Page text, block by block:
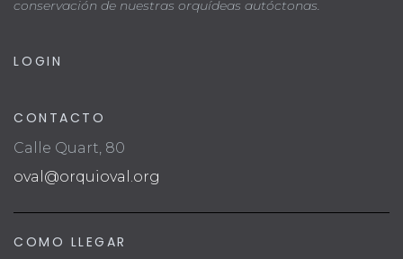
conservación de nuestras orquídeas autóctonas.
LOGIN
CONTACTO
Calle Quart, 80
oval@orquioval.org
COMO LLEGAR